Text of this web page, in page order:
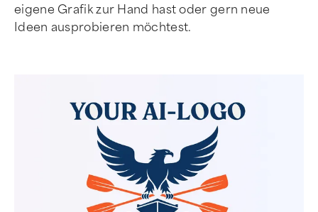
eigene Grafik zur Hand hast oder gern neue
Ideen ausprobieren möchtest.